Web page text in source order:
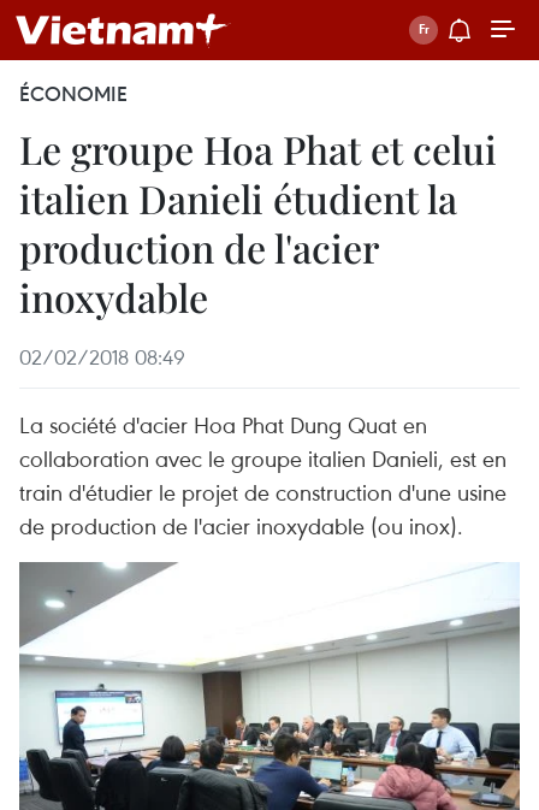
ÉCONOMIE
Le groupe Hoa Phat et celui
italien Danieli étudient la
production de l'acier
inoxydable
02/02/2018 08:49
La société d'acier Hoa Phat Dung Quat en
collaboration avec le groupe italien Danieli, est en
train d'étudier le projet de construction d'une usine
de production de l'acier inoxydable (ou inox).